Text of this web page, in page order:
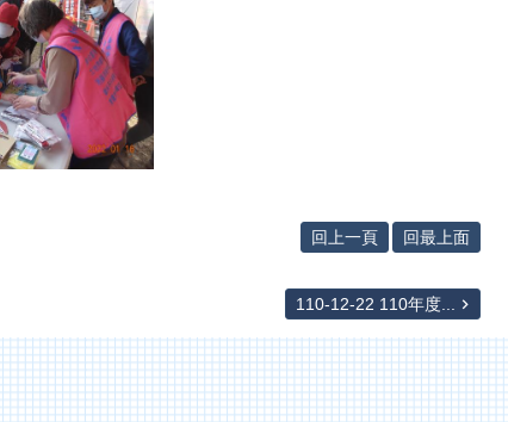
回上一頁 回最上面
110-12-22 110年度...